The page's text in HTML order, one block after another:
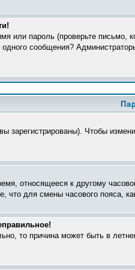
или пароль (проверьте письмо,
сообщения?
зарегистрированы). Чтобы
относящееся к другому
что для смены часового пояса,
то причина может быть в